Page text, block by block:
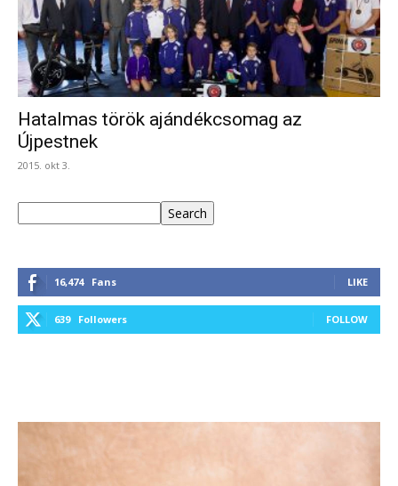
Hatalmas török ajándékcsomag az
Újpestnek
2015. okt 3.
Search
16,474 Fans LIKE
639 Followers FOLLOW